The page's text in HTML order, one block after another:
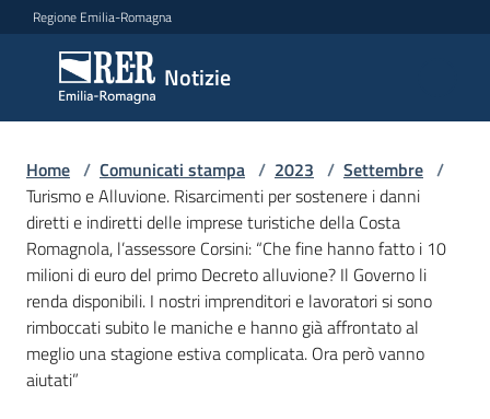
Vai al contenuto
Vai alla navigazione
Vai al footer
Regione Emilia-Romagna
Notizie
Notizie
Comunicati
stampa
Menu selezionato
Cerca
un
comunicato
Risorse
Home / Comunicati stampa / 2023 / Settembre /
Turismo e Alluvione. Risarcimenti per sostenere i danni
diretti e indiretti delle imprese turistiche della Costa
Romagnola, l’assessore Corsini: “Che fine hanno fatto i 10
milioni di euro del primo Decreto alluvione? Il Governo li
renda disponibili. I nostri imprenditori e lavoratori si sono
rimboccati subito le maniche e hanno già affrontato al
meglio una stagione estiva complicata. Ora però vanno
aiutati”